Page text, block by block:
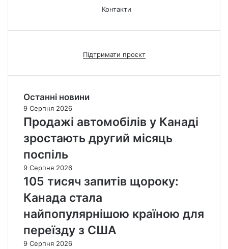
Контакти
Підтримати проєкт
Останні новини
9 Серпня 2026
Продажі автомобілів у Канаді
зростають другий місяць
поспіль
9 Серпня 2026
105 тисяч запитів щороку:
Канада стала
найпопулярнішою країною для
переїзду з США
9 Серпня 2026